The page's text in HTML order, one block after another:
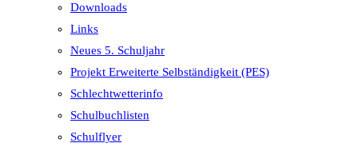
Downloads
Links
Neues 5. Schuljahr
Projekt Erweiterte Selbständigkeit (PES)
Schlechtwetterinfo
Schulbuchlisten
Schulflyer